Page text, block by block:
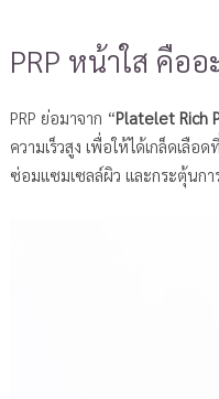
PRP หน้าใส คืออ
PRP ย่อมาจาก “Platelet Rich
ความเร็วสูง เพื่อให้ได้เกล็ดเลือ
ซ่อมแซมเซลล์ผิว และกระตุ้นกา